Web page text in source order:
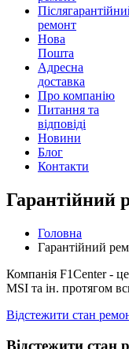
ремонт
Нова
Пошта
Адресна
доставка
Про компанію
Питання та
відповіді
Новини
Блог
Контакти
Гарантійний
Головна
Гарантійний
Компанія F1Center -
MSI та ін. протягом
Відстежити стан
Відстежити стан